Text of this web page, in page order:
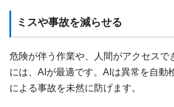
ミスや事故を減らせる
危険が伴う作業や、人間がアクセスで
には、AIが最適です。AIは異常を自動
による事故を未然に防げます。